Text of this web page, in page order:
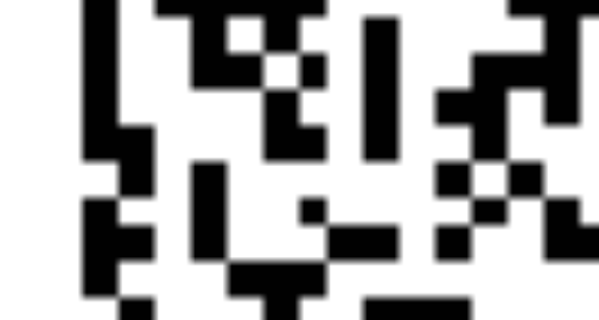
举报邮箱：
营业执照：
搜狐公司 版权